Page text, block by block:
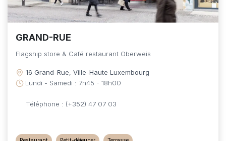
GRAND-RUE
Flagship store & Café restaurant Oberweis
16 Grand-Rue, Ville-Haute Luxembourg
Lundi - Samedi : 7h45 - 18h00
Téléphone : (+352) 47 07 03